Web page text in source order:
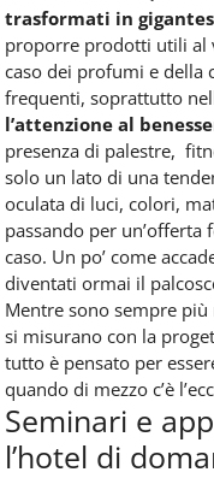
trasformati in
proporre prodotti utili al
caso dei profumi e della
frequenti, soprattutto
l’attenzione al
presenza di palestre,
solo un lato di una
oculata di luci, colori,
passando per un’offerta
caso. Un po’ come
diventati ormai il
Mentre sono sempre
si misurano con la
tutto è pensato per
quando di mezzo c’è
Seminari e
l’hotel di